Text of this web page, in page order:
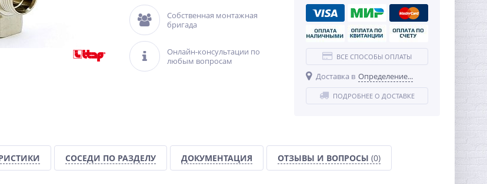
Собственная монтажная
бригада
Онлайн-консультации по
любым вопросам
ВСЕ СПОСОБЫ ОПЛАТЫ
Доставка в Определение...
ПОДРОБНЕЕ О ДОСТАВКЕ
СОСЕДИ ПО РАЗДЕЛУ ДОКУМЕНТАЦИЯ ОТЗЫВЫ И ВОПРОСЫ (0)